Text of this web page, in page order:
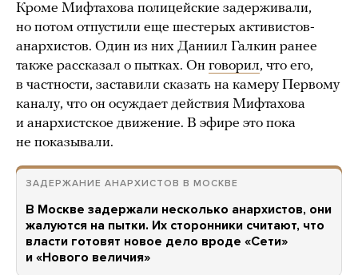
Кроме Мифтахова полицейские задерживали,
но потом отпустили еще шестерых активистов-
анархистов. Один из них Даниил Галкин ранее
также рассказал о пытках. Он говорил, что его,
в частности, заставили сказать на камеру Первому
каналу, что он осуждает действия Мифтахова
и анархистское движение. В эфире это пока
не показывали.
ЗАДЕРЖАНИЕ АНАРХИСТОВ В МОСКВЕ
В Москве задержали несколько анархистов, они
жалуются на пытки. Их сторонники считают, что
власти готовят новое дело вроде «Сети»
и «Нового величия»